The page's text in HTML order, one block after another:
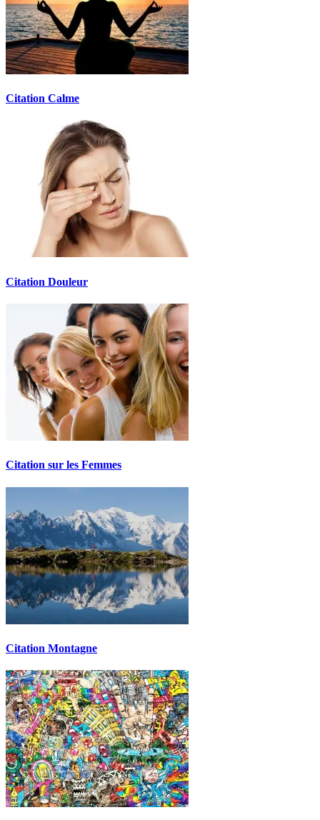
Citation Calme
Citation Douleur
Citation sur les Femmes
Citation Montagne